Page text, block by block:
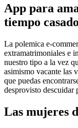
App para
tiempo
La polemica e-
extramatrimoniales e
nuestro tipo a la vez
asimismo vacante las
que puedas
desprovisto descuidar
Las mujeres